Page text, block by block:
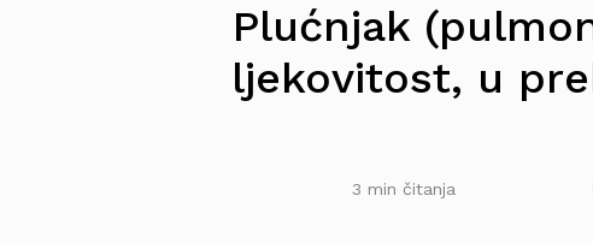
Plućnjak
ljekovitost, u
3 min čitanja